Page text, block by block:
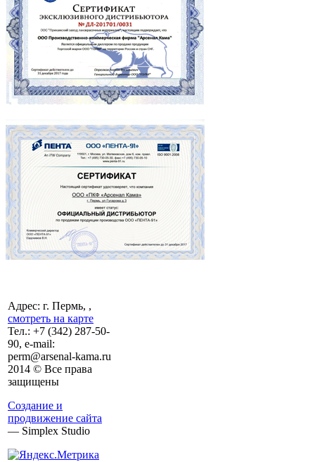
Адрес: г. Пермь, ,
смотреть на карте
Тел.: +7 (342) 287-50-
90, e-mail:
perm@arsenal-kama.ru
2014 © Все права
защищены
Создание и
продвижение сайта
— Simplex Studio